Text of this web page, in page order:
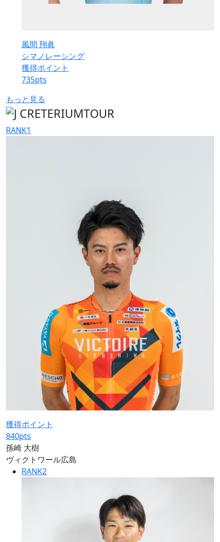
風間 翔眞
シマノレーシング
獲得ポイント
735pts
もっと見る
RANK1
獲得ポイント
840pts
孫崎 大樹
ヴィクトワール広島
RANK2